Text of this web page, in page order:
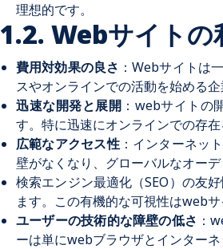
理想的です。
1.2. Webサイトの
費用対効果の良さ ：Webサイトは
スやオンラインでの活動を始める
迅速な開発と展開 ：webサイトの
す。特に迅速にオンラインでの存
広範なアクセス性：インターネッ
壁がなくなり、グローバルなオー
検索エンジン最適化（SEO）の友
ます。この有機的な可視性はweb
ユーザーの技術的な障壁の低さ ：
ーは単にwebブラウザとインター